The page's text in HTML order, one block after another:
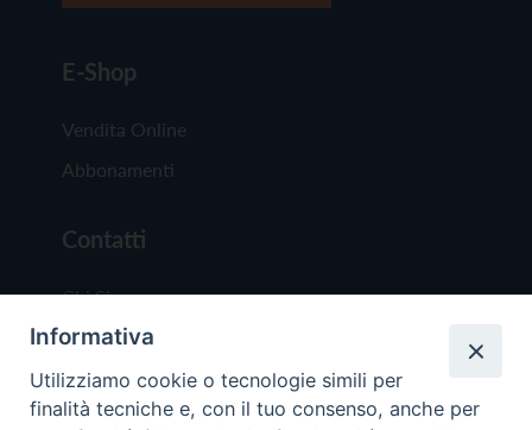
E-Shop
Vendita Online
Abbonamenti
Contatti
Chi Siamo
Redazione
Scrivici
Informativa
Utilizziamo cookie o tecnologie simili per
finalità tecniche e, con il tuo consenso, anche per